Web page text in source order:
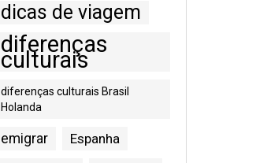
dicas de viagem
diferenças
culturais
diferenças culturais Brasil
Holanda
emigrar Espanha